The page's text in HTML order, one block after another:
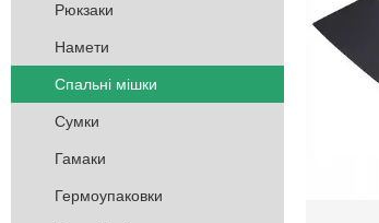
Рюкзаки
Намети
Спальні мішки
Сумки
Гамаки
Гермоупаковки